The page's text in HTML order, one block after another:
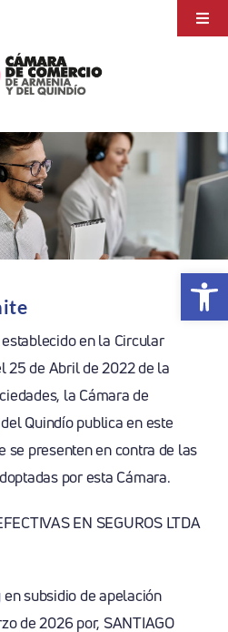
Abrir
e Investigaciones
Círculo de afiliados
en la Circular
25 de Abril de 2022 de la
la Cámara de
Quindío publica en este
se presenten en contra de las
por esta Cámara.
EN SEGUROS LTDA
subsidio de apelación
de 2026 por, SANTIAGO